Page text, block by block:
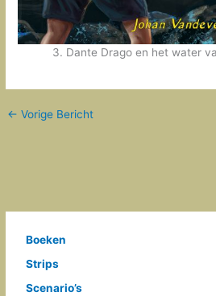
Boeken
Strips
Scenario’s
3. Dante Drago en het water
← Vorige Bericht